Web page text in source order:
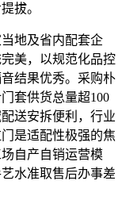
拔。
地及省内配套企
美，以规范化品控
结果优秀。采购朴
套供货总量超100
送安拆便利，行业
是适配性极强的焦
自产自销运营模
水准取售后办事差